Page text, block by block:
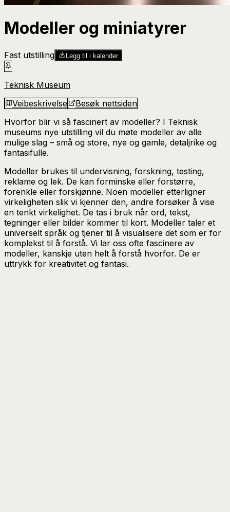
Mod­eller og miniatyrer
Fast utstilling Legg til i kalender
Teknisk Museum
Veibeskrivelse
Besøk nettsiden
Hvorfor blir vi så fascinert av modeller? I Teknisk
museums nye utstilling vil du møte modeller av alle
mulige slag – små og store, nye og gamle, detaljrike og
fantasifulle.
Modeller brukes til undervisning, forskning, testing,
reklame og lek. De kan forminske eller forstørre,
forenkle eller forskjønne. Noen modeller etterligner
virkeligheten slik vi kjenner den, andre forsøker å vise
en tenkt virkelighet. De tas i bruk når ord, tekst,
tegninger eller bilder kommer til kort. Modeller taler et
universelt språk og tjener til å visualisere det som er for
komplekst til å forstå. Vi lar oss ofte fascinere av
modeller, kanskje uten helt å forstå hvorfor. De er
uttrykk for kreativitet og fantasi.